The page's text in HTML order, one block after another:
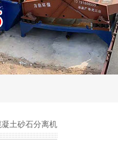
凝土砂石分离机